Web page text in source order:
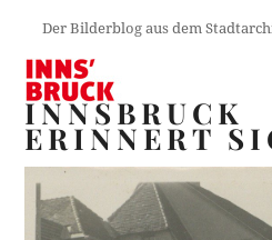
Der Bilderblog aus dem
INNSBRUCK
ERINNERT